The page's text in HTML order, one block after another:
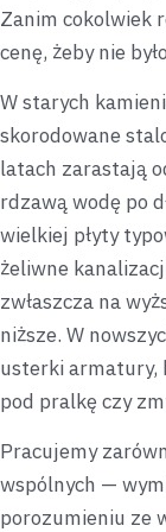
Zanim cokolwiek
cenę, żeby nie
W starych
skorodowane
latach zarastają
rdzawą wodę po
wielkiej płyty
żeliwne
zwłaszcza na
niższe. W
usterki armatury,
pod pralkę czy
Pracujemy
wspólnych —
porozumieniu ze